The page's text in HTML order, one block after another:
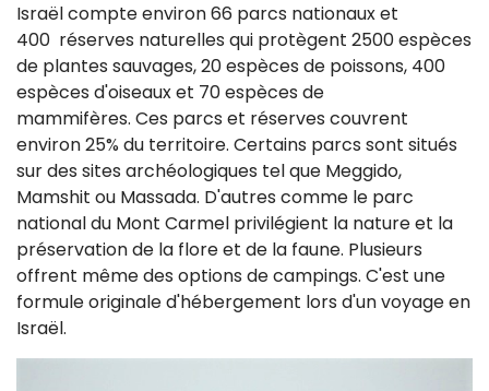
Israël compte environ 66 parcs nationaux et
400 réserves naturelles qui protègent 2500 espèces
de plantes sauvages, 20 espèces de poissons, 400
espèces d'oiseaux et 70 espèces de
mammifères. Ces parcs et réserves couvrent
environ 25% du territoire. Certains parcs sont situés
sur des sites archéologiques tel que Meggido,
Mamshit ou Massada. D'autres comme le parc
national du Mont Carmel privilégient la nature et la
préservation de la flore et de la faune. Plusieurs
offrent même des options de campings. C'est une
formule originale d'hébergement lors d'un voyage en
Israël.